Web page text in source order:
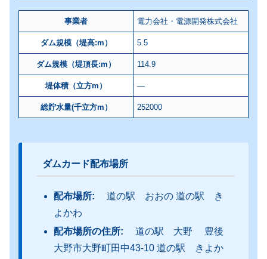
事業者 電力会社・電源開発株式会社
ダム規模（堤高:m） 5.5
ダム規模（堤頂長:m） 114.9
堤体積（立方m） ―
総貯水量(千立方m） 252000
ダムカード配布場所
配布場所:道の駅 おおの 道の駅 き
よかわ
配布場所の住所:道の駅 大野 豊後
大野市大野町田中43-10 道の駅 きよか